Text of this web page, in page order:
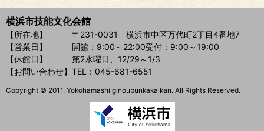
横浜市技能文化会館
【所在地】
〒231-0031 横浜市中区万代町2丁目4番地7
【営業日】
開館：9:00～22:00受付：9:00～19:00
【休館日】
第2水曜日、12/29～1/3
【お問い合わせ】 TEL：045-681-6551
Copyright © 2011. Yokohamashi ginoubunkakaikan. All Rights Reserved.